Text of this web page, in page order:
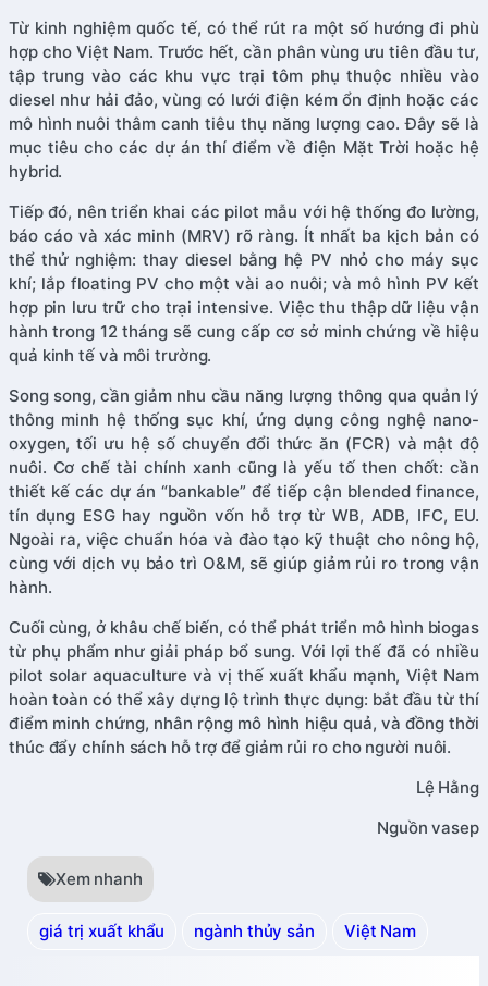
Từ kinh nghiệm quốc tế, có thể rút ra một số hướng đi phù
hợp cho Việt Nam. Trước hết, cần phân vùng ưu tiên đầu tư,
tập trung vào các khu vực trại tôm phụ thuộc nhiều vào
diesel như hải đảo, vùng có lưới điện kém ổn định hoặc các
mô hình nuôi thâm canh tiêu thụ năng lượng cao. Đây sẽ là
mục tiêu cho các dự án thí điểm về điện Mặt Trời hoặc hệ
hybrid.
Tiếp đó, nên triển khai các pilot mẫu với hệ thống đo lường,
báo cáo và xác minh (MRV) rõ ràng. Ít nhất ba kịch bản có
thể thử nghiệm: thay diesel bằng hệ PV nhỏ cho máy sục
khí; lắp floating PV cho một vài ao nuôi; và mô hình PV kết
hợp pin lưu trữ cho trại intensive. Việc thu thập dữ liệu vận
hành trong 12 tháng sẽ cung cấp cơ sở minh chứng về hiệu
quả kinh tế và môi trường.
Song song, cần giảm nhu cầu năng lượng thông qua quản lý
thông minh hệ thống sục khí, ứng dụng công nghệ nano-
oxygen, tối ưu hệ số chuyển đổi thức ăn (FCR) và mật độ
nuôi. Cơ chế tài chính xanh cũng là yếu tố then chốt: cần
thiết kế các dự án “bankable” để tiếp cận blended finance,
tín dụng ESG hay nguồn vốn hỗ trợ từ WB, ADB, IFC, EU.
Ngoài ra, việc chuẩn hóa và đào tạo kỹ thuật cho nông hộ,
cùng với dịch vụ bảo trì O&M, sẽ giúp giảm rủi ro trong vận
hành.
Cuối cùng, ở khâu chế biến, có thể phát triển mô hình biogas
từ phụ phẩm như giải pháp bổ sung. Với lợi thế đã có nhiều
pilot solar aquaculture và vị thế xuất khẩu mạnh, Việt Nam
hoàn toàn có thể xây dựng lộ trình thực dụng: bắt đầu từ thí
điểm minh chứng, nhân rộng mô hình hiệu quả, và đồng thời
thúc đẩy chính sách hỗ trợ để giảm rủi ro cho người nuôi.
Lệ Hằng
Nguồn vasep
Xem nhanh
giá trị xuất khẩu ngành thủy sản Việt Nam